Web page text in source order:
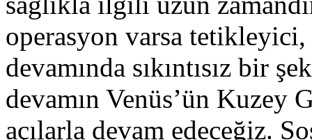
operasyon varsa
devamında sıkıntısız bir
devamın Venüs’ün Kuzey
açılarla devam edeceğiz.